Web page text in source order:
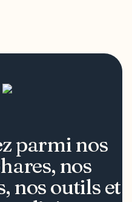
parmi nos
nos
nos outils et